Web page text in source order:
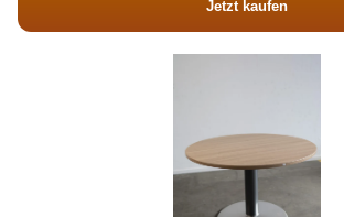
Jetzt kaufen